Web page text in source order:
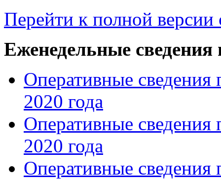
Перейти к полной версии
Еженедельные
Оперативные
2020 года
Оперативные
2020 года
Оперативные